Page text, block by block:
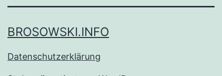
BROSOWSKI.INFO
Datenschutzerklärung